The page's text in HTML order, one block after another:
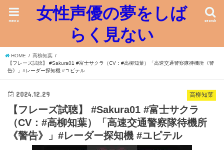
女性声優の夢をしば
らく見ない
search
menu
HOME
高柳知葉
【フレーズ試聴】 #Sakura01 #富士サクラ（CV：#高柳知葉）「高速交通警察隊待機所《警
告》」#レーダー探知機 #ユピテル
高柳知葉
2024.12.29
【フレーズ試聴】 #Sakura01 #富士サクラ
（CV：#高柳知葉）「高速交通警察隊待機所
《警告》」#レーダー探知機 #ユピテル